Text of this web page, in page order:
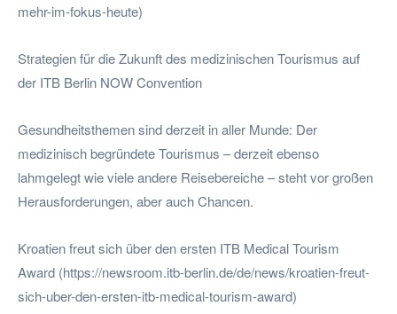
mehr-im-fokus-heute)
Strategien für die Zukunft des medizinischen Tourismus auf
der ITB Berlin NOW Convention
Gesundheitsthemen sind derzeit in aller Munde: Der
medizinisch begründete Tourismus – derzeit ebenso
lahmgelegt wie viele andere Reisebereiche – steht vor großen
Herausforderungen, aber auch Chancen.
Kroatien freut sich über den ersten ITB Medical Tourism
Award (https://newsroom.itb-berlin.de/de/news/kroatien-freut-
sich-uber-den-ersten-itb-medical-tourism-award)